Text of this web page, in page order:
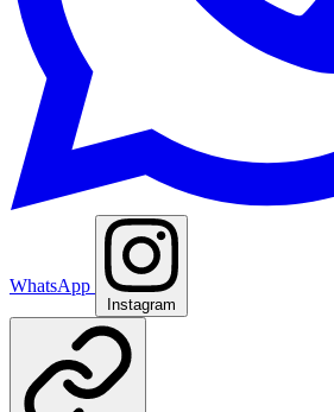
WhatsApp
Instagram